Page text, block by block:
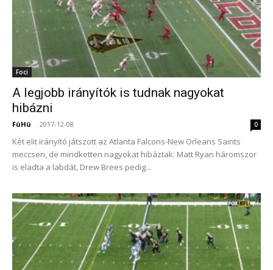
Foci
A legjobb irányítók is tudnak nagyokat
hibázni
FüHü - 2017-12-08 0
Két elit irányító játszott az Atlanta Falcons-New Orleans Saints
meccsen, de mindketten nagyokat hibáztak: Matt Ryan háromszor
is eladta a labdát, Drew Brees pedig...